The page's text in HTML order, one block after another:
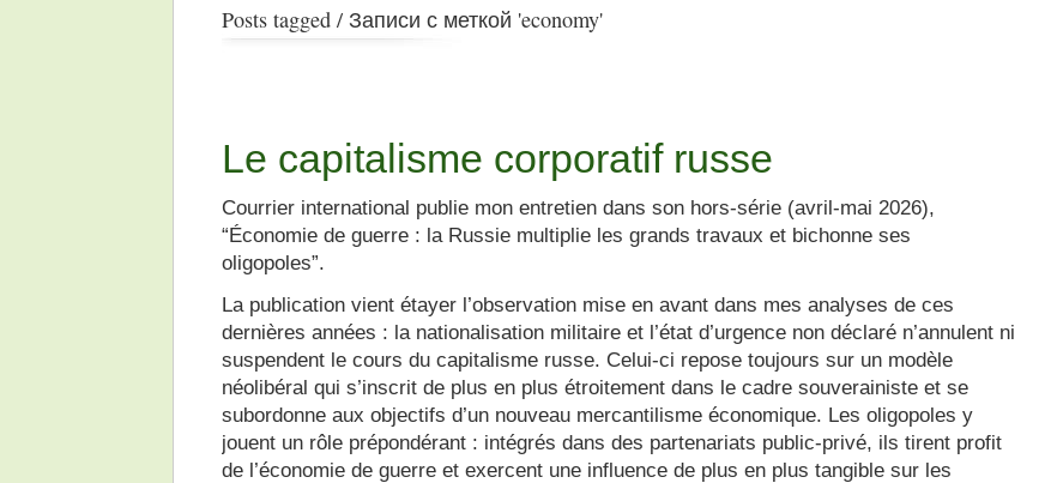
Posts tagged / Записи с меткой 'economy'
Le capitalisme corporatif russe
Courrier international publie mon entretien dans son hors-série (avril-mai 2026),
“Économie de guerre : la Russie multiplie les grands travaux et bichonne ses
oligopoles”.
La publication vient étayer l’observation mise en avant dans mes analyses de ces
dernières années : la nationalisation militaire et l’état d’urgence non déclaré n’annulent ni
suspendent le cours du capitalisme russe. Celui-ci repose toujours sur un modèle
néolibéral qui s’inscrit de plus en plus étroitement dans le cadre souverainiste et se
subordonne aux objectifs d’un nouveau mercantilisme économique. Les oligopoles y
jouent un rôle prépondérant : intégrés dans des partenariats public-privé, ils tirent profit
de l’économie de guerre et exercent une influence de plus en plus tangible sur les